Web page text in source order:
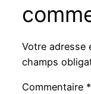
Votre adresse
champs
Commentaire *